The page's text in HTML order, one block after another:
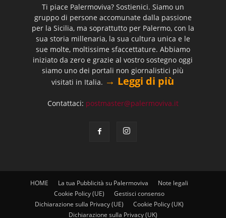
Ti piace Palermoviva? Sostienici. Siamo un
gruppo di persone accomunate dalla passione
per la Sicilia, ma soprattutto per Palermo, con la
sua storia millenaria, la sua cultura unica e le
sue molte, moltissime sfaccettature. Abbiamo
iniziato da zero e grazie al vostro sostegno oggi
siamo uno dei portali non giornalistici più
visitati in Italia. → Leggi di più
Contattaci: postmaster@palermoviva.it
HOME La tua Pubblicità su Palermoviva
Note legali
Cookie Policy (UE)
Gestisci consenso
Dichiarazione sulla Privacy (UE)
Cookie Policy (UK)
Dichiarazione sulla Privacy (UK)